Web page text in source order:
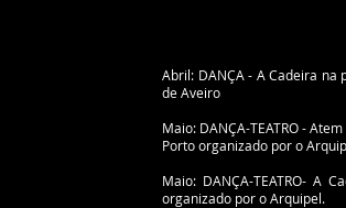
Abril: DANÇA - A Cadeira
de Aveiro
Maio: DANÇA-TEATRO -
Porto organizado por o
Maio: DANÇA-TEATRO- A
organizado por o Arquipel.